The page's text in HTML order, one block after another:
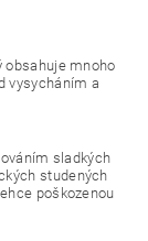
obsahuje mnoho
vysycháním a
sladkých
studených
poškozenou